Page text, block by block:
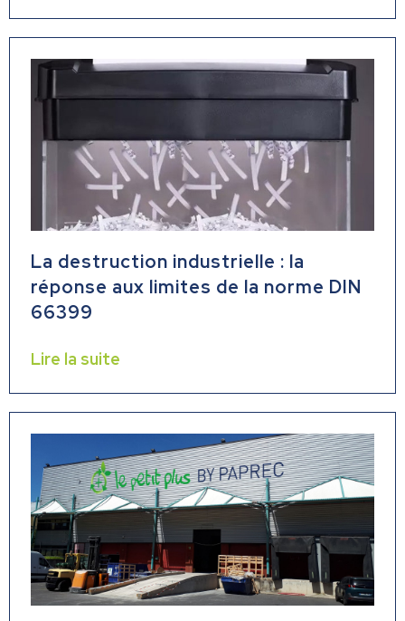
La destruction industrielle : la
réponse aux limites de la norme DIN
66399
Lire la suite